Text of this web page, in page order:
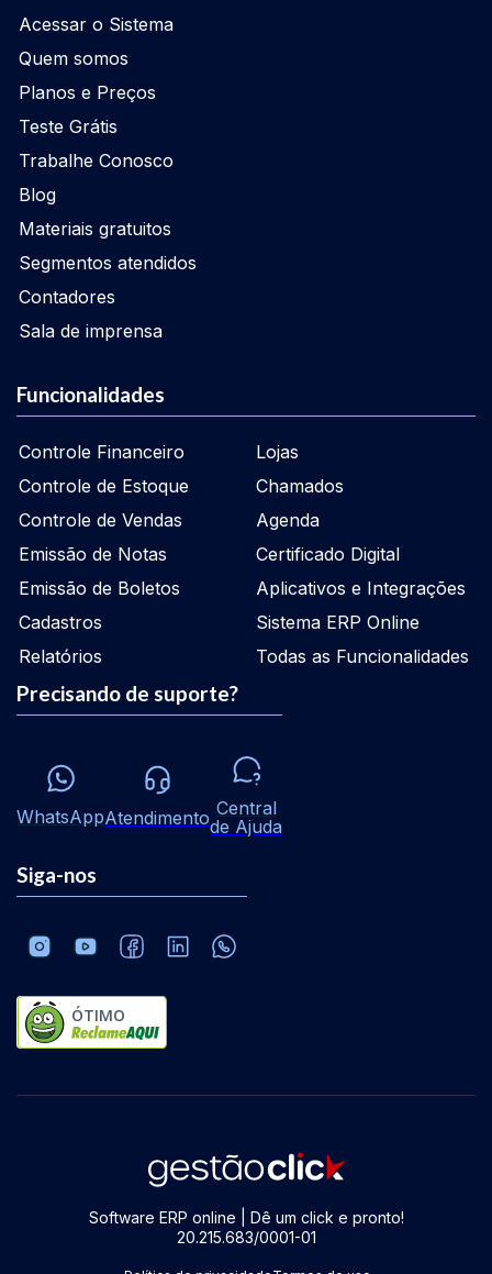
Acessar o Sistema
Quem somos
Planos e Preços
Teste Grátis
Trabalhe Conosco
Blog
Materiais gratuitos
Segmentos atendidos
Contadores
Sala de imprensa
Funcionalidades
Controle Financeiro
Controle de Estoque
Controle de Vendas
Emissão de Notas
Emissão de Boletos
Cadastros
Relatórios
Lojas
Chamados
Agenda
Certificado Digital
Aplicativos e Integrações
Sistema ERP Online
Todas as Funcionalidades
Precisando de suporte?
WhatsAppAtendimento Central
de Ajuda
Siga-nos
ÓTIMO
Software ERP online | Dê um click e pronto!
20.215.683/0001-01